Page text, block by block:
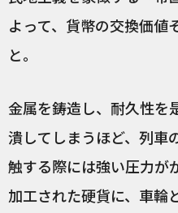
よって、貨幣の交換価値
と。
金属を鋳造し、耐久性を
潰してしまうほど、列車
触する際には強い圧力が
加工された硬貨に、車輪